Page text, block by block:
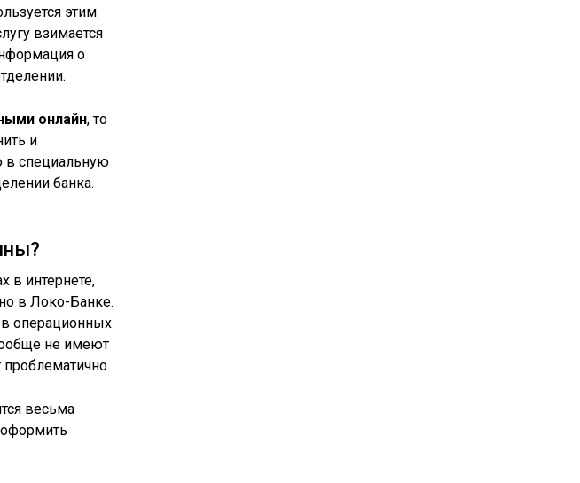
этим
взимается
о
онлайн, то
и
в специальную
банка.
в интернете,
в Локо-Банке.
операционных
не имеют
весьма